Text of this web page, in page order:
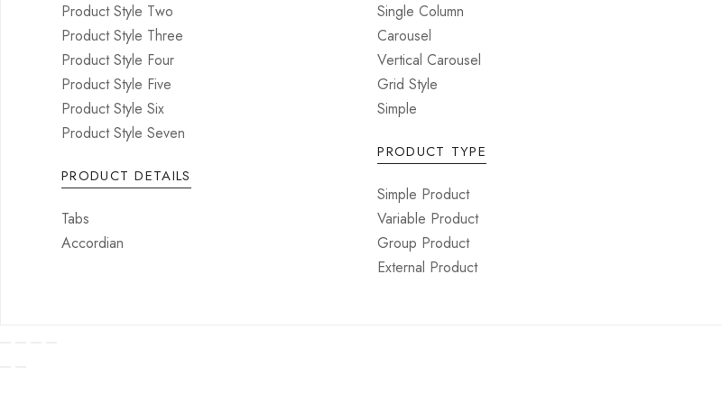
Product Style Two
Product Style Three
Product Style Four
Product Style Five
Product Style Six
Product Style Seven
PRODUCT DETAILS
Tabs
Accordian
Single Column
Carousel
Vertical Carousel
Grid Style
Simple
PRODUCT TYPE
Simple Product
Variable Product
Group Product
External Product